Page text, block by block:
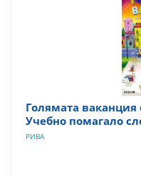
Голямата
Учебно помагало
РИВА